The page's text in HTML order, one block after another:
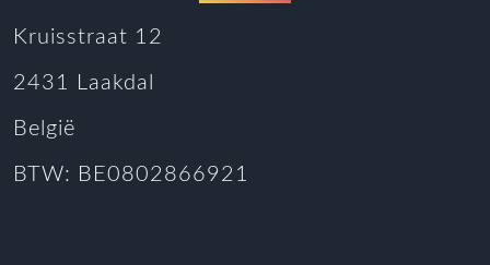
Kruisstraat 12
2431 Laakdal
België
BTW: BE0802866921